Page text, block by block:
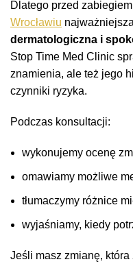
Dlatego przed zabiegiem
Wrocławiu
dermatologiczna i
Stop Time Med Clinic
znamienia, ale też jego
czynniki ryzyka.
Podczas konsultacji:
wykonujemy ocenę
omawiamy możliwe
tłumaczymy różnice
wyjaśniamy, kiedy
Jeśli masz zmianę,